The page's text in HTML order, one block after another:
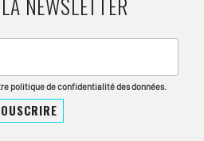
politique de confidentialité des données.